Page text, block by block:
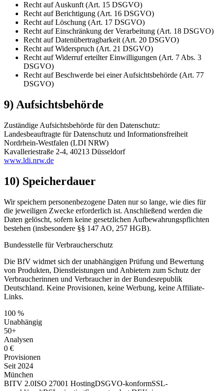
Recht auf Auskunft (Art. 15 DSGVO)
Recht auf Berichtigung (Art. 16 DSGVO)
Recht auf Löschung (Art. 17 DSGVO)
Recht auf Einschränkung der Verarbeitung (Art. 18 DSGVO)
Recht auf Datenübertragbarkeit (Art. 20 DSGVO)
Recht auf Widerspruch (Art. 21 DSGVO)
Recht auf Widerruf erteilter Einwilligungen (Art. 7 Abs. 3
DSGVO)
Recht auf Beschwerde bei einer Aufsichtsbehörde (Art. 77
DSGVO)
9) Aufsichtsbehörde
Zuständige Aufsichtsbehörde für den Datenschutz:
Landesbeauftragte für Datenschutz und Informationsfreiheit
Nordrhein-Westfalen (LDI NRW)
Kavalleriestraße 2-4, 40213 Düsseldorf
www.ldi.nrw.de
10) Speicherdauer
Wir speichern personenbezogene Daten nur so lange, wie dies für
die jeweiligen Zwecke erforderlich ist. Anschließend werden die
Daten gelöscht, sofern keine gesetzlichen Aufbewahrungspflichten
bestehen (insbesondere §§ 147 AO, 257 HGB).
Bundesstelle für Verbraucherschutz
Die BfV widmet sich der unabhängigen Prüfung und Bewertung
von Produkten, Dienstleistungen und Anbietern zum Schutz der
Verbraucherinnen und Verbraucher in der Bundesrepublik
Deutschland. Keine Provisionen, keine Werbung, keine Affiliate-
Links.
100 %
Unabhängig
50+
Analysen
0 €
Provisionen
Seit 2024
München
BITV 2.0ISO 27001 HostingDSGVO-konformSSL-